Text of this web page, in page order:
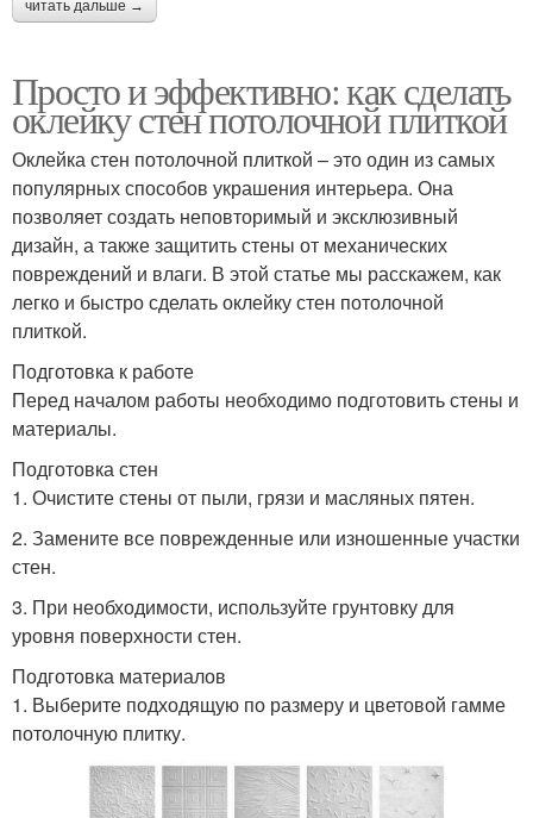
читать дальше →
Просто и эффективно: как сделать
оклейку стен потолочной плиткой
Оклейка стен потолочной плиткой – это один из самых
популярных способов украшения интерьера. Она
позволяет создать неповторимый и эксклюзивный
дизайн, а также защитить стены от механических
повреждений и влаги. В этой статье мы расскажем, как
легко и быстро сделать оклейку стен потолочной
плиткой.
Подготовка к работе
Перед началом работы необходимо подготовить стены и
материалы.
Подготовка стен
1. Очистите стены от пыли, грязи и масляных пятен.
2. Замените все поврежденные или изношенные участки
стен.
3. При необходимости, используйте грунтовку для
уровня поверхности стен.
Подготовка материалов
1. Выберите подходящую по размеру и цветовой гамме
потолочную плитку.